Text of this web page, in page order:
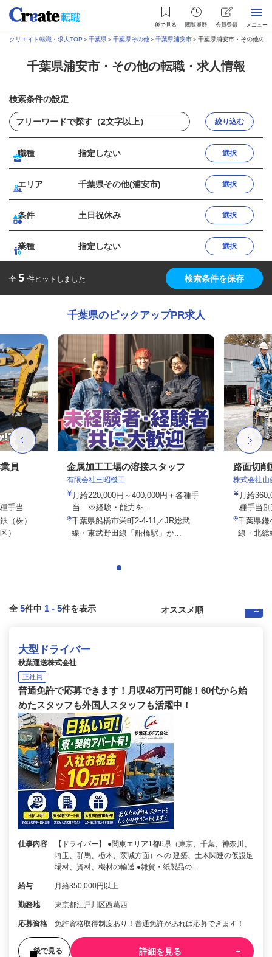
後で見る 閲覧履歴 会員登録 メニュー
クリエイト転職・求人TOP ＞千葉県＞千葉県その他＞千葉県浦安市＞千葉県浦安市・その他の
千葉県浦安市・その他の転職・求人情報
検索条件の設定
絞り込む
職種 指定しない 選択
エリア 千葉県その他(浦安市) 選択
条件 土日祝休み 選択
業種 指定しない 選択
全 5 件ヒットしました 検索条件を保存
千葉県のピックアップPR求人
員
手当
（株）
）
金属加工工場の溶接スタッフ
有限会社三昭機工
月給220,000円～400,000円＋各種手
当 ※経験・能力を...
千葉県船橋市栄町2-4-11／JR総武
線・東武野田線「船橋駅」か...
路面切
株式会社山
月給
種手当
千葉県鎌
線・北総
全 5件中 1 - 5件を表示
大型ドライバー
秋葉運送株式会社
正社員
普通免許で応募できます！月収48万円可能！60代から始
めたスタッフも外国人スタッフも活躍中！
仕事内容
【ドライバー】 ●関東エリア1都6県（東京、千葉、神奈川、
埼玉、群馬、栃木、茨城方面）への 建築、土木関連の仮設足
場材、資材、機材の輸送 ●雑貨・紙製品の…
給与 月給350,000円以上
勤務地 東京都江戸川区西葛西
応募資格 免許資格取得制度あり！普通免許があれば応募できます！
後で見る 詳細を見る